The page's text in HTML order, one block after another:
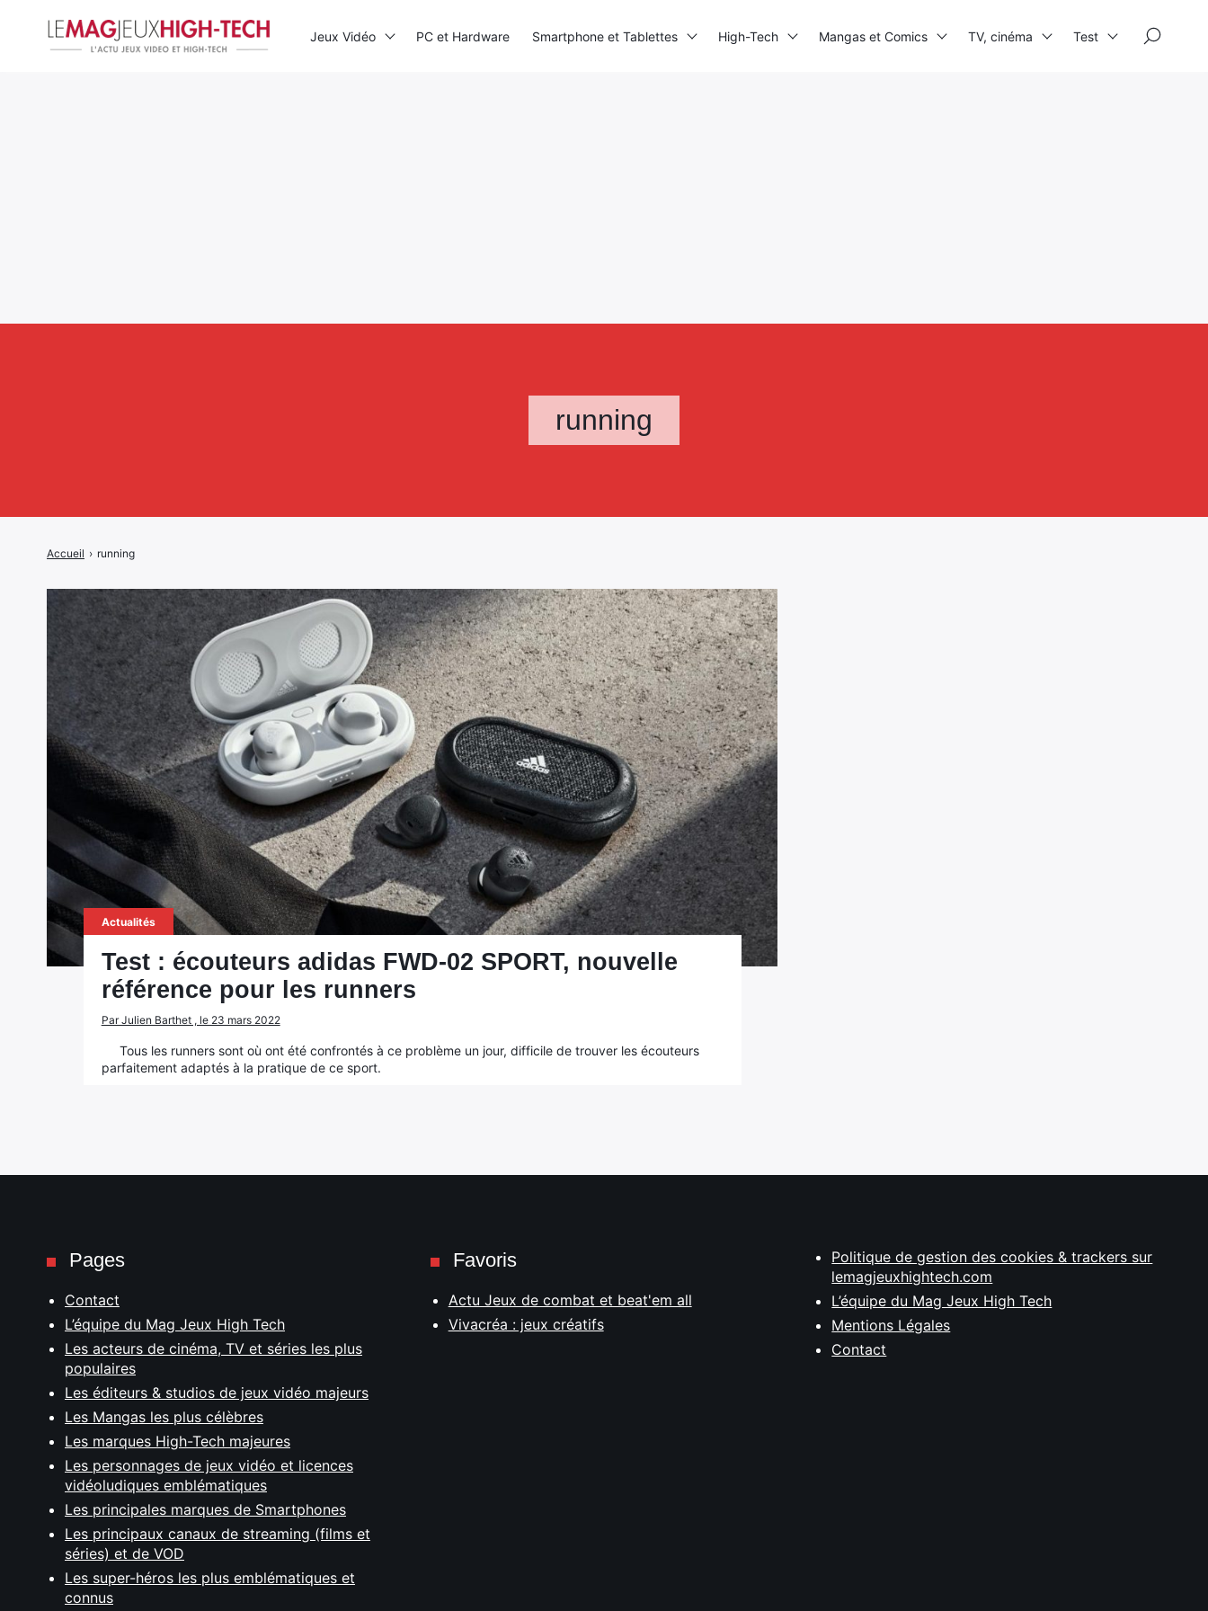
running
Accueil › running
Actualités
Test : écouteurs adidas FWD-02 SPORT, nouvelle
référence pour les runners
Par Julien Barthet , le 23 mars 2022
Tous les runners sont où ont été confrontés à ce problème un jour, difficile de trouver les écouteurs
parfaitement adaptés à la pratique de ce sport.
Jeux Vidéo PC et Hardware Smartphone et Tablettes High-Tech Mangas et Comics TV, cinéma Test
Pages
Contact
L’équipe du Mag Jeux High Tech
Les acteurs de cinéma, TV et séries les plus
populaires
Les éditeurs & studios de jeux vidéo majeurs
Les Mangas les plus célèbres
Les marques High-Tech majeures
Les personnages de jeux vidéo et licences
vidéoludiques emblématiques
Les principales marques de Smartphones
Les principaux canaux de streaming (films et
séries) et de VOD
Les super-héros les plus emblématiques et
connus
Favoris
Actu Jeux de combat et beat'em all
Vivacréa : jeux créatifs
Politique de gestion des cookies & trackers sur
lemagjeuxhightech.com
L’équipe du Mag Jeux High Tech
Mentions Légales
Contact